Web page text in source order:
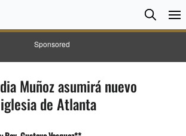
Sponsored
Search
Muñoz asumirá nuevo
de Atlanta